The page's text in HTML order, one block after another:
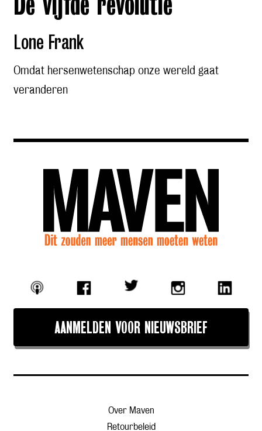
De vijfde revolutie
Lone Frank
Omdat hersenwetenschap onze wereld gaat
veranderen
AANMELDEN VOOR NIEUWSBRIEF
Over Maven
Retourbeleid